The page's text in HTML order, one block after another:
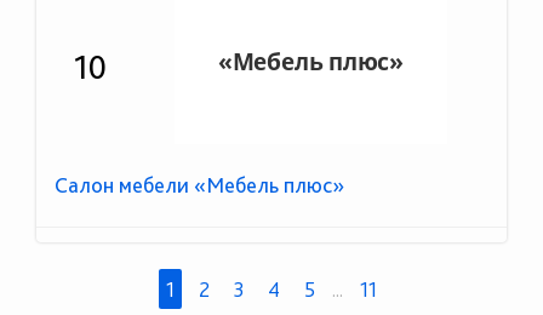
10
Салон мебели «Мебель плюс»
1 2 3 4 5 ... 11